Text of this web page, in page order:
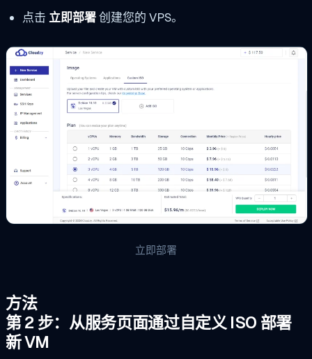
点击 立即部署创建您的 VPS。
立即部署
方法
第 2 步：从服务页面通过自定义 ISO 部署
新 VM